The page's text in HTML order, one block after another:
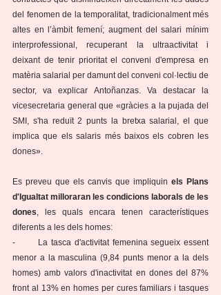
del fenomen de la temporalitat, tradicionalment més
altes en l’àmbit femení; augment del salari mínim
interprofessional, recuperant la ultraactivitat i
deixant de tenir prioritat el conveni d'empresa en
matèria salarial per damunt del conveni col·lectiu de
sector, va explicar Antoñanzas. Va destacar la
vicesecretaria general que «gràcies a la pujada del
SMI, s'ha reduït 2 punts la bretxa salarial, el que
implica que els salaris més baixos els cobren les
dones».
Es preveu que els canvis que impliquin els Plans
d'Igualtat milloraran les condicions laborals de les
dones, les quals encara tenen característiques
diferents a les dels homes:
-       La tasca d'activitat femenina segueix essent
menor a la masculina (9,84 punts menor a la dels
homes) amb valors d'inactivitat en dones del 87%
front al 13% en homes per cures familiars i tasques